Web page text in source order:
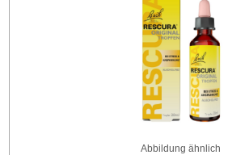
Abbildung ähnlich